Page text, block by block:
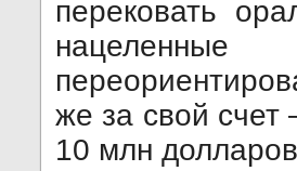
перековать
же за свой счет
10 млн